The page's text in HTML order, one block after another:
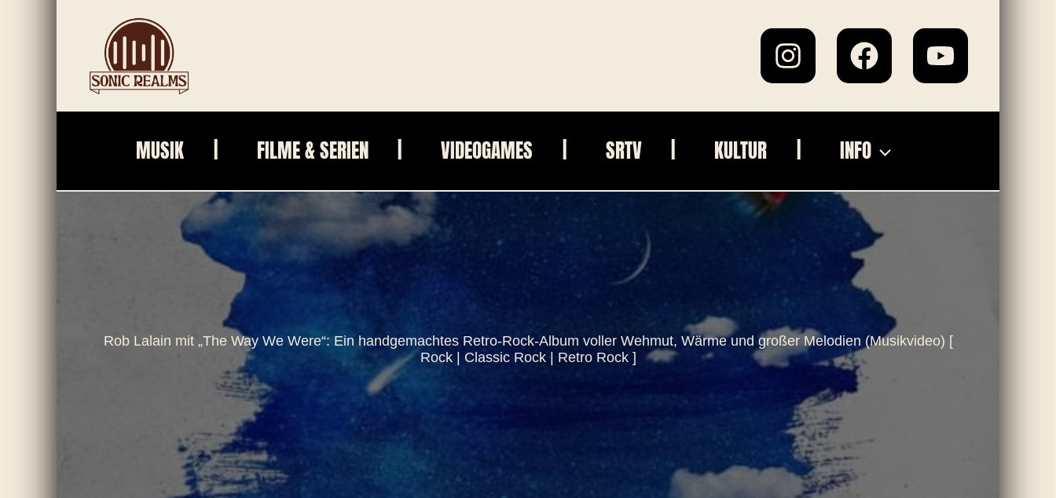
MUSIK FILME & SERIEN VIDEOGAMES SRTV KULTUR INFO
Rob Lalain mit „The Way We Were“: Ein handgemachtes Retro-Rock-Album voller Wehmut, Wärme und großer Melodien (Musikvideo) [
Rock | Classic Rock | Retro Rock ]